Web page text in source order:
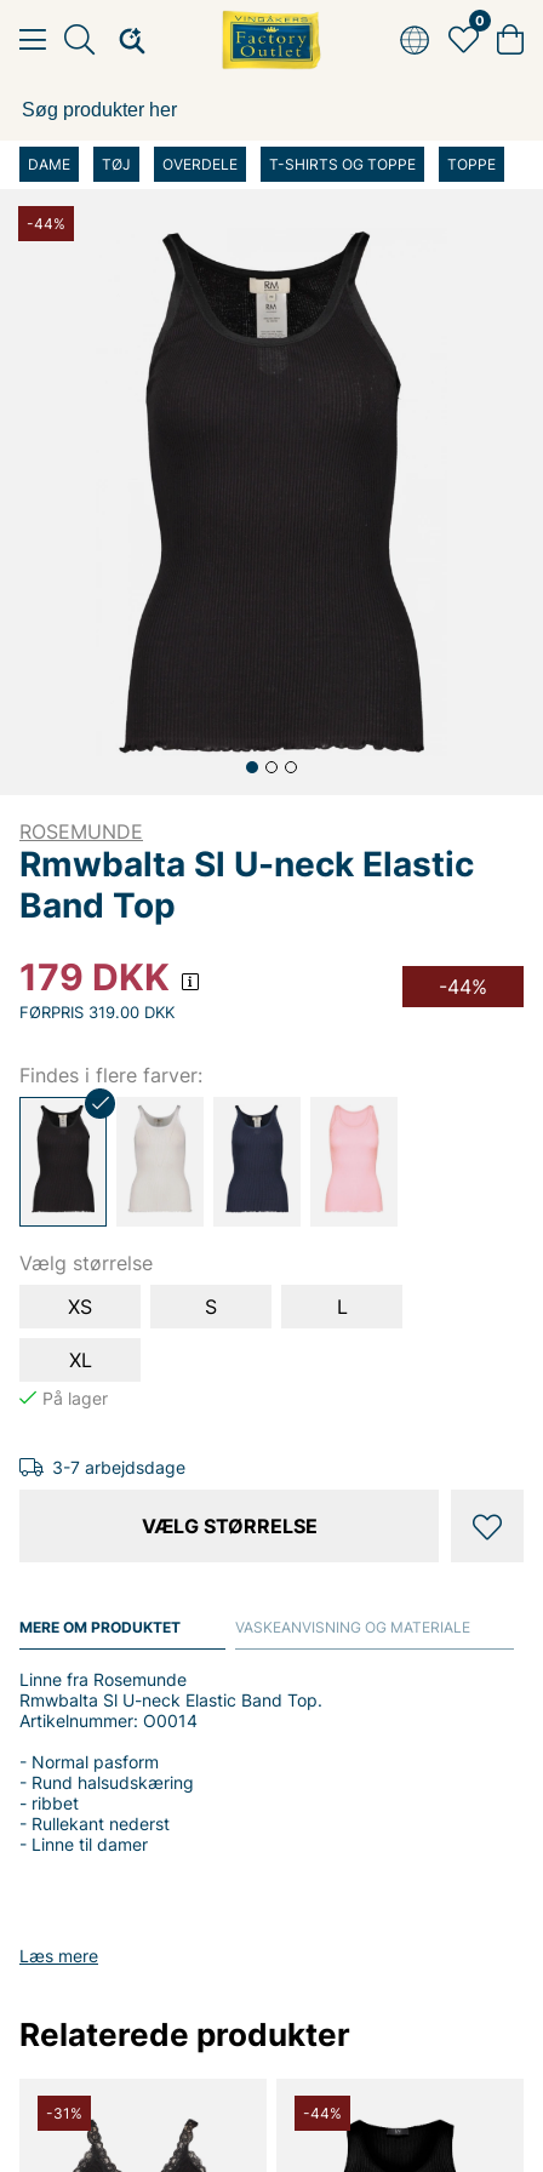
0
DAME TØJ OVERDELE T-SHIRTS OG TOPPE TOPPE
-44%
ROSEMUNDE
Rmwbalta Sl U-neck Elastic
Band Top
179 DKK
FØRPRIS 319.00 DKK
-44%
Findes i flere farver:
Vælg størrelse
XS
S L
XL
3-7 arbejdsdage
VÆLG STØRRELSE
MERE OM PRODUKTET
Læs mere
Linne fra Rosemunde
Rmwbalta Sl U-neck Elastic Band Top.
Artikelnummer: O0014
- Normal pasform
- Rund halsudskæring
- ribbet
- Rullekant nederst
- Linne til damer
Tak fordi du handler i vores webshop. Besøg også vores butik i
Vingåker.
VASKEANVISNING OG MATERIALE
Relaterede produkter
-31% -44%